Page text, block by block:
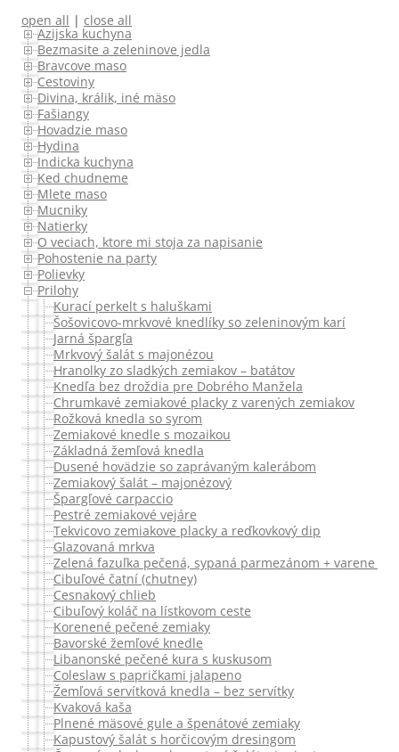
open all | close all
Azijska kuchyna
Bezmasite a zeleninove jedla
Bravcove maso
Cestoviny
Divina, králik, iné mäso
Fašiangy
Hovadzie maso
Hydina
Indicka kuchyna
Ked chudneme
Mlete maso
Mucniky
Natierky
O veciach, ktore mi stoja za napisanie
Pohostenie na party
Polievky
Prilohy
Kurací perkelt s haluškami
Šošovicovo-mrkvové knedlíky so zeleninovým karí
Jarná špargľa
Mrkvový šalát s majonézou
Hranolky zo sladkých zemiakov – batátov
Knedľa bez droždia pre Dobrého Manžela
Chrumkavé zemiakové placky z varených zemiakov
Rožková knedla so syrom
Zemiakové knedle s mozaikou
Základná žemľová knedla
Dusené hovädzie so zaprávaným kalerábom
Zemiakový šalát – majonézový
Špargľové carpaccio
Pestré zemiakové vejáre
Tekvicovo zemiakove placky a reďkovkový dip
Glazovaná mrkva
Zelená fazuľka pečená, sypaná parmezánom + varene
Cibuľové čatní (chutney)
Cesnakový chlieb
Cibuľový koláč na lístkovom ceste
Korenené pečené zemiaky
Bavorské žemľové knedle
Libanonské pečené kura s kuskusom
Coleslaw s papričkami jalapeno
Žemľová servítková knedla – bez servítky
Kvaková kaša
Plnené mäsové gule a špenátové zemiaky
Kapustový šalát s horčicovým dresingom